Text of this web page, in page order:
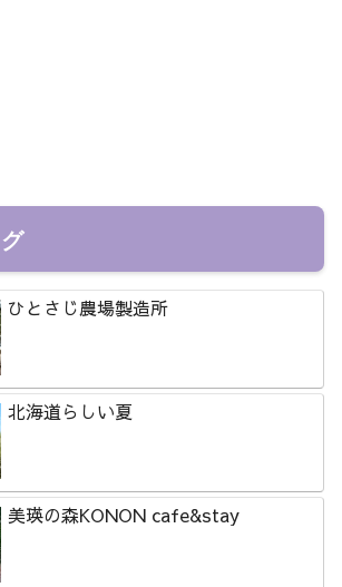
ひとさじ農場製造所
北海道らしい夏
美瑛の森KONON cafe&stay